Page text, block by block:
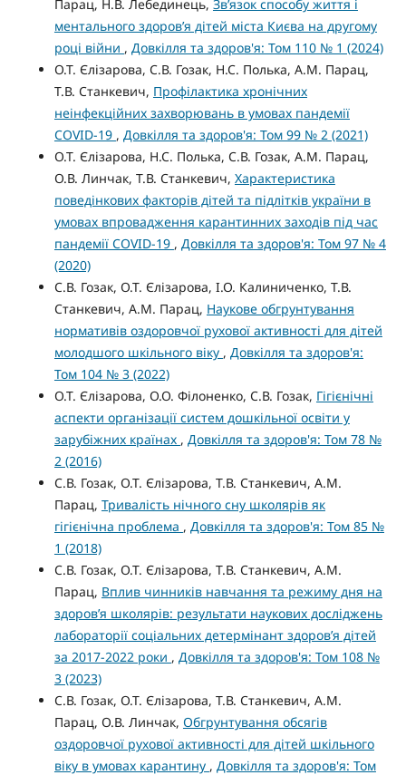
Парац, Н.В. Лебединець, Зв’язок способу життя і
ментального здоров’я дітей міста Києва на другому
році війни , Довкілля та здоров'я: Том 110 № 1 (2024)
О.Т. Єлізарова, С.В. Гозак, Н.С. Полька, А.М. Парац,
Т.В. Станкевич, Профілактика хронічних
неінфекційних захворювань в умовах пандемії
COVID-19 , Довкілля та здоров'я: Том 99 № 2 (2021)
О.Т. Єлізарова, Н.С. Полька, С.В. Гозак, А.М. Парац,
О.В. Линчак, Т.В. Станкевич, Характеристика
поведінкових факторів дітей та підлітків україни в
умовах впровадження карантинних заходів під час
пандемії COVID-19 , Довкілля та здоров'я: Том 97 № 4
(2020)
С.В. Гозак, О.Т. Єлізарова, І.О. Калиниченко, Т.В.
Станкевич, А.М. Парац, Наукове обгрунтування
нормативів оздоровчої рухової активності для дітей
молодшого шкільного віку , Довкілля та здоров'я:
Том 104 № 3 (2022)
О.Т. Єлізарова, О.О. Філоненко, С.В. Гозак, Гігієнічні
аспекти організації систем дошкільної освіти у
зарубіжних країнах , Довкілля та здоров'я: Том 78 №
2 (2016)
С.В. Гозак, О.Т. Єлізарова, Т.В. Станкевич, А.М.
Парац, Тривалість нічного сну школярів як
гігієнічна проблема , Довкілля та здоров'я: Том 85 №
1 (2018)
С.В. Гозак, О.Т. Єлізарова, Т.В. Станкевич, А.М.
Парац, Вплив чинників навчання та режиму дня на
здоров’я школярів: результати наукових досліджень
лабораторії соціальних детермінант здоров’я дітей
за 2017-2022 роки , Довкілля та здоров'я: Том 108 №
3 (2023)
С.В. Гозак, О.Т. Єлізарова, Т.В. Станкевич, А.М.
Парац, О.В. Линчак, Обгрунтування обсягів
оздоровчої рухової активності для дітей шкільного
віку в умовах карантину , Довкілля та здоров'я: Том